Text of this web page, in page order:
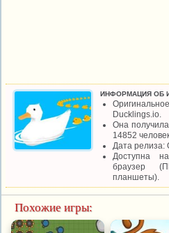
ИНФОРМАЦИЯ ОБ
Ducklings.io.
Она
14852
Дата релиза:
Доступна
браузер
планшеты).
Похожие игры: